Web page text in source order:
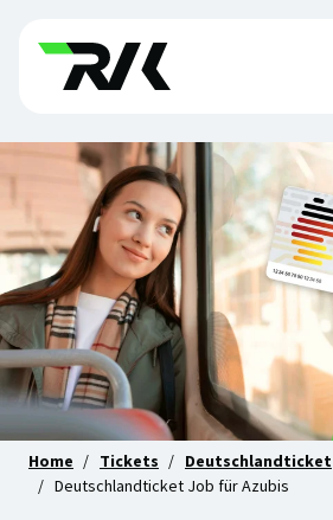
Hauptinhalt
Footer-
springen
Home Tickets
Deutschlandticket
Deutschlandticket Job für Azubis